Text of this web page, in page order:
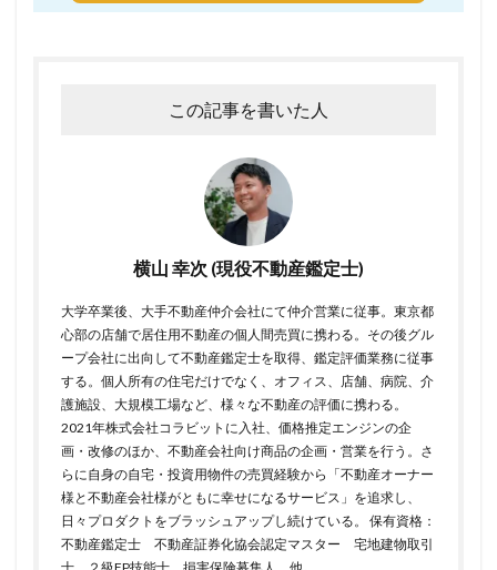
この記事を書いた人
横山 幸次 (現役不動産鑑定士)
大学卒業後、大手不動産仲介会社にて仲介営業に従事。東京都
心部の店舗で居住用不動産の個人間売買に携わる。その後グル
ープ会社に出向して不動産鑑定士を取得、鑑定評価業務に従事
する。個人所有の住宅だけでなく、オフィス、店舗、病院、介
護施設、大規模工場など、様々な不動産の評価に携わる。
2021年株式会社コラビットに入社、価格推定エンジンの企
画・改修のほか、不動産会社向け商品の企画・営業を行う。さ
らに自身の自宅・投資用物件の売買経験から「不動産オーナー
様と不動産会社様がともに幸せになるサービス」を追求し、
日々プロダクトをブラッシュアップし続けている。 保有資格：
不動産鑑定士 不動産証券化協会認定マスター 宅地建物取引